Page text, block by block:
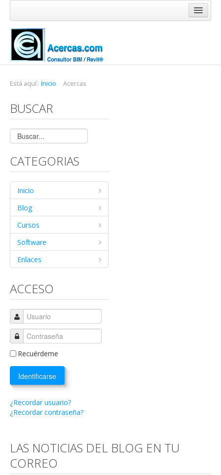
Inicio
Blog
Cursos
Software
Acercas
Está aquí: Inicio Acercas
BUSCAR
CATEGORIAS
Inicio
Blog
Cursos
Software
Enlaces
ACCESO
Recuérdeme
Identificarse
¿Recordar usuario?
¿Recordar contraseña?
LAS NOTICIAS DEL BLOG EN TU
CORREO